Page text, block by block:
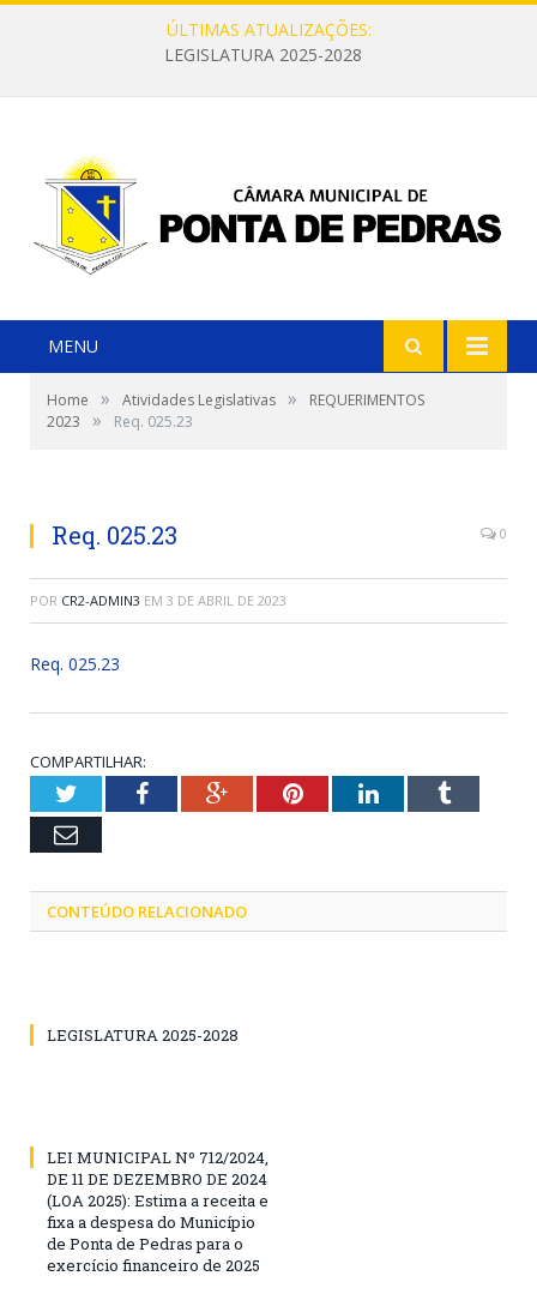
ÚLTIMAS ATUALIZAÇÕES:
LEGISLATURA 2025-2028
MENU
Home » Atividades Legislativas »
REQUERIMENTOS
2023
» Req. 025.23
Req. 025.23 0
POR CR2-ADMIN3 EM 3 DE ABRIL DE 2023
Req. 025.23
COMPARTILHAR:
TwitterFacebookGoogle+PinterestLinkedInTumblr
Email
CONTEÚDO RELACIONADO
LEGISLATURA 2025-2028
LEI MUNICIPAL Nº 712/2024,
DE 11 DE DEZEMBRO DE 2024
(LOA 2025): Estima a receita e
fixa a despesa do Município
de Ponta de Pedras para o
exercício financeiro de 2025